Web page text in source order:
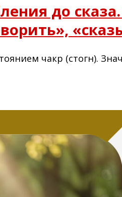
до
чакр (стогн).